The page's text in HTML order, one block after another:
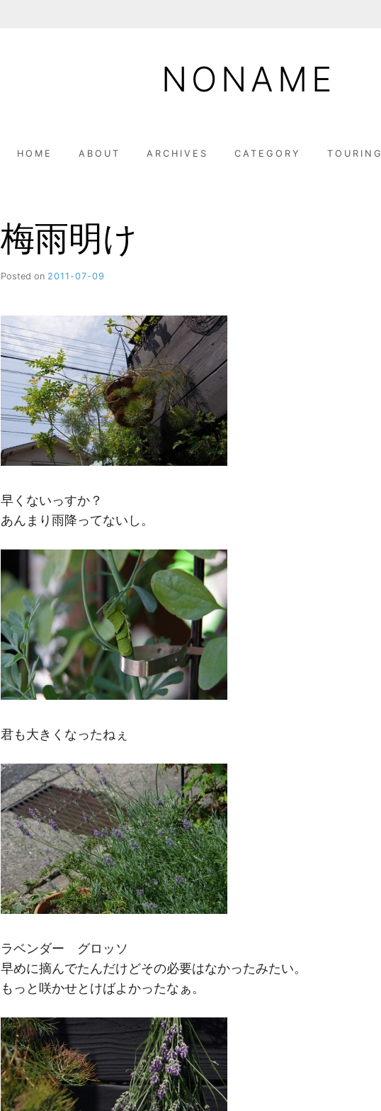
NONAME
HOME ABOUT ARCHIVES CATEGORY TOURING
梅雨明け
Posted on 2011-07-09
M
早くないっすか？
あんまり雨降ってないし。
君も大きくなったねぇ
ラベンダー グロッソ
早めに摘んでたんだけどその必要はなかったみたい。
もっと咲かせとけばよかったなぁ。